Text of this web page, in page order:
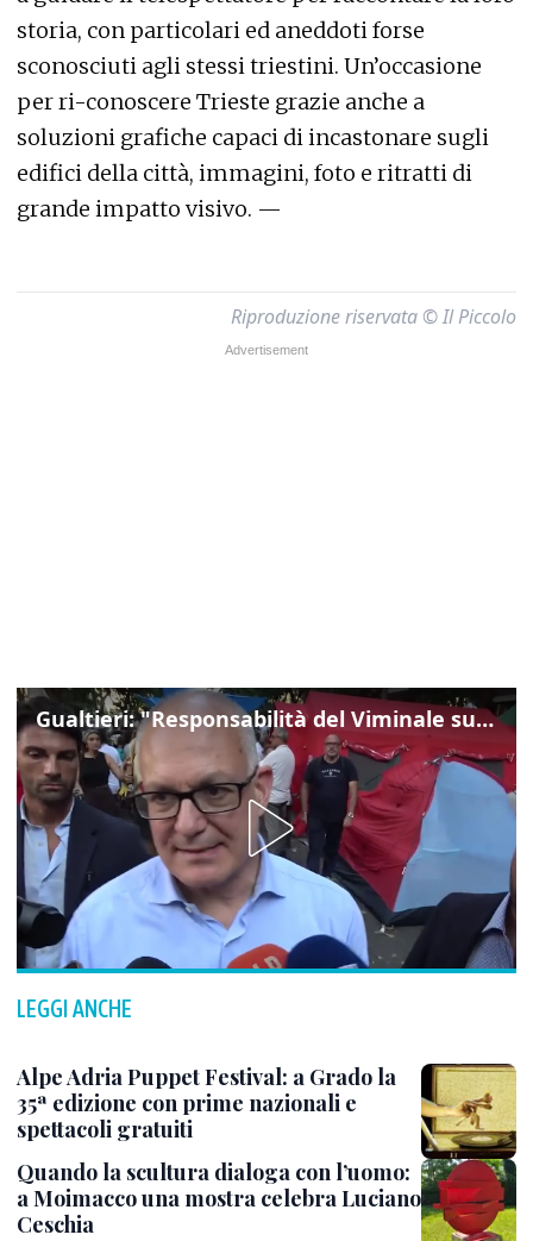
storia, con particolari ed aneddoti forse
sconosciuti agli stessi triestini. Un’occasione
per ri-conoscere Trieste grazie anche a
soluzioni grafiche capaci di incastonare sugli
edifici della città, immagini, foto e ritratti di
grande impatto visivo. —
Riproduzione riservata © Il Piccolo
Gualtieri: "Responsabilità del Viminale su Spin Time? La posizione dei partiti è nota"
LEGGI ANCHE
Alpe Adria Puppet Festival: a Grado la
35ª edizione con prime nazionali e
spettacoli gratuiti
Quando la scultura dialoga con l’uomo:
a Moimacco una mostra celebra Luciano
Ceschia